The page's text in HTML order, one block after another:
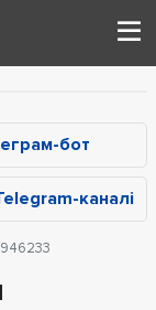
бот
каналі